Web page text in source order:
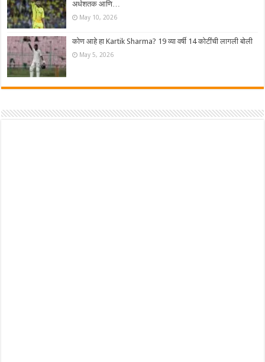
अर्धशतक आणि…
May 10, 2026
कोण आहे हा Kartik Sharma? 19 व्या वर्षी 14 कोटींची लागली बोली
May 5, 2026